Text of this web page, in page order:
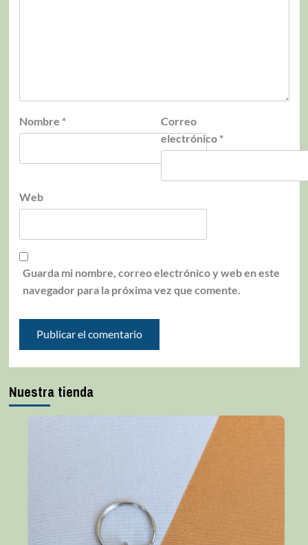
Nombre *
Correo
electrónico *
Web
Guarda mi nombre, correo electrónico y web en este
navegador para la próxima vez que comente.
Nuestra tienda